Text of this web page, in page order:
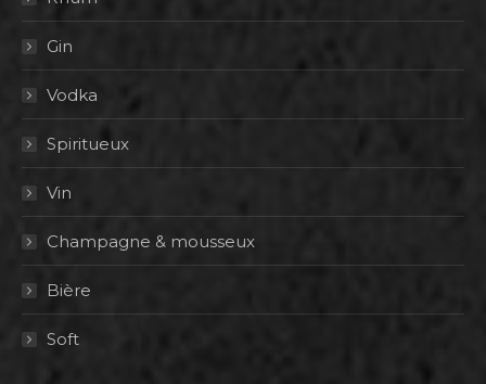
Gin
Vodka
Spiritueux
Vin
Champagne & mousseux
Bière
Soft